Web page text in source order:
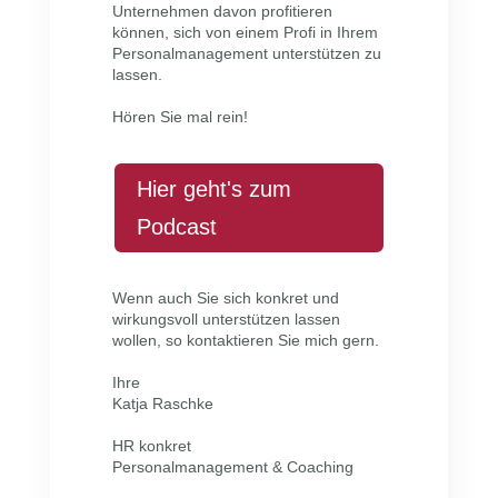
Unternehmen davon profitieren
können, sich von einem Profi in Ihrem
Personalmanagement unterstützen zu
lassen.
Hören Sie mal rein!
Hier geht's zum
Podcast
Wenn auch Sie sich konkret und
wirkungsvoll unterstützen lassen
wollen, so kontaktieren Sie mich gern.
Ihre
Katja Raschke
HR konkret
Personalmanagement & Coaching